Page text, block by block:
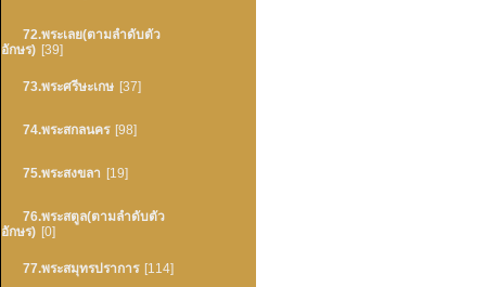
72.พระเลย(ตามลำดับตัว
อักษร) [39]
73.พระศรีษะเกษ [37]
74.พระสกลนคร [98]
75.พระสงขลา [19]
76.พระสตูล(ตามลำดับตัว
อักษร) [0]
77.พระสมุทรปราการ [114]